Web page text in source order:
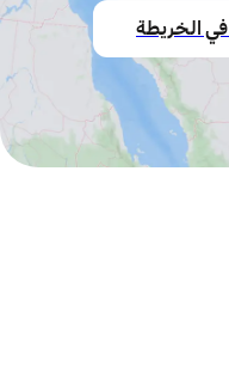
في الخريطة